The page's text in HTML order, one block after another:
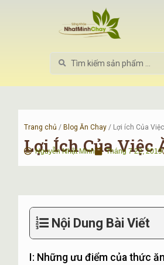
Search
Trang chủ /Blog Ăn Chay / Lợi ích Của
Lợi Ích Của Việc
Nguyễn Nhật Minh Tháng 7 22, 2019
Nội Dung Bài Viết
I: Những ưu điểm của thức